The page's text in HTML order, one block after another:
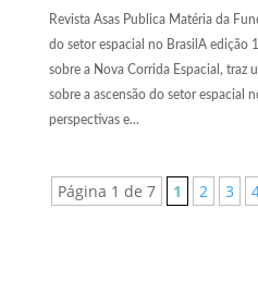
Revista Asas Publica Matéria da
do setor espacial no BrasilA edição
sobre a Nova Corrida Espacial, traz
sobre a ascensão do setor espacial
perspectivas e...
Página 1 de 7 1 2 3